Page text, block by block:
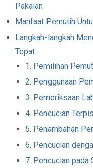
Pakaian
Manfaat Pemutih
Langkah-langkah
Tepat
1. Pemilihan
2. Penggunaan
3. Pemeriksaan
4. Pencucian
5. Penambahan
6. Pencucian
7. Pencucian pada